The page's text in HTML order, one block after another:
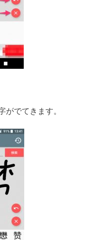
がでてきます。